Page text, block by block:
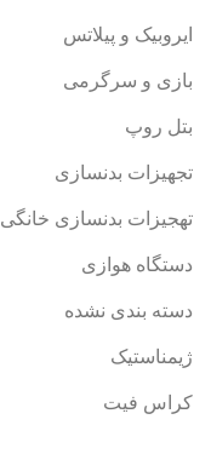
ایروبیک و پیلاتس
بازی و سرگرمی
بتل روپ
تجهیزات بدنسازی
تهجیزات بدنسازی خانگی
دستگاه هوازی
دسته بندی نشده
ژیمناستیک
کراس فیت